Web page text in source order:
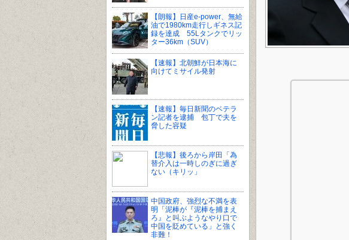
【朗報】日産e-power、無給
油で1980km走行しギネス記
録を達成 55Lタンクでリッ
ター36km（SUV）
【速報】北朝鮮が日本海に
向けてミサイル発射
【速報】毎日新聞のベテラ
ン記者を逮捕 包丁で夫を
脅した容疑
【悲報】後ろから岸田「為
替介入は一時しのぎに過ぎ
ない（キリッ」
中国政府、強烈な不満を表
明「泥棒が『泥棒を捕まえ
ろ』と叫ぶようなやり口で
中国を貶めている」と強く
非難！